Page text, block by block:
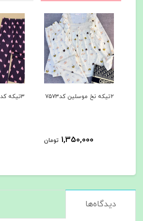
۲تیکه نخ موسلین کد۷۵۷۳
1,350,000 تومان
۳تیکه کد۷۵۶۲
دیدگاه‌ها